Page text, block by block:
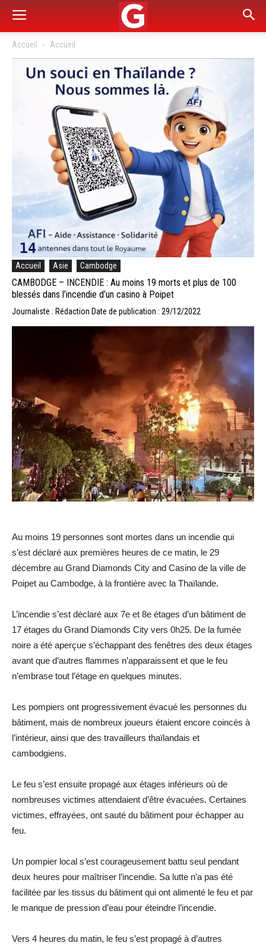
Accueil Accueil
Accueil Asie Cambodge
CAMBODGE – INCENDIE : Au moins 19 morts et plus de 100
blessés dans l’incendie d’un casino à Poipet
Journaliste : Rédaction Date de publication : 29/12/2022
Au moins 19 personnes sont mortes dans un incendie qui
s’est déclaré aux premières heures de ce matin, le 29
décembre au Grand Diamonds City and Casino de la ville de
Poipet au Cambodge, à la frontière avec la Thaïlande.
L’incendie s’est déclaré aux 7e et 8e étages d’un bâtiment de
17 étages du Grand Diamonds City vers 0h25. De la fumée
noire a été aperçue s’échappant des fenêtres des deux étages
avant que d’autres flammes n’apparaissent et que le feu
n’embrase tout l’étage en quelques minutes.
Les pompiers ont progressivement évacué les personnes du
bâtiment, mais de nombreux joueurs étaient encore coincés à
l’intérieur, ainsi que des travailleurs thaïlandais et
cambodgiens.
Le feu s’est ensuite propagé aux étages inférieurs où de
nombreuses victimes attendaient d’être évacuées. Certaines
victimes, effrayées, ont sauté du bâtiment pour échapper au
feu.
Un pompier local s’est courageusement battu seul pendant
deux heures pour maîtriser l’incendie. Sa lutte n’a pas été
facilitée par les tissus du bâtiment qui ont alimenté le feu et par
le manque de pression d’eau pour éteindre l’incendie.
Vers 4 heures du matin, le feu s’est propagé à d’autres